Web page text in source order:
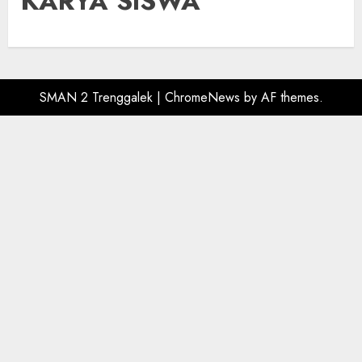
SMAN 2 Trenggalek | ChromeNews by AF themes.